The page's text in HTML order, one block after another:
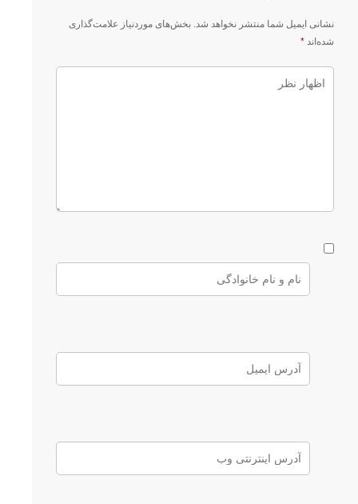
نشانی ایمیل شما منتشر نخواهد شد. بخش‌های موردنیاز علامت‌گذاری
شده‌اند *